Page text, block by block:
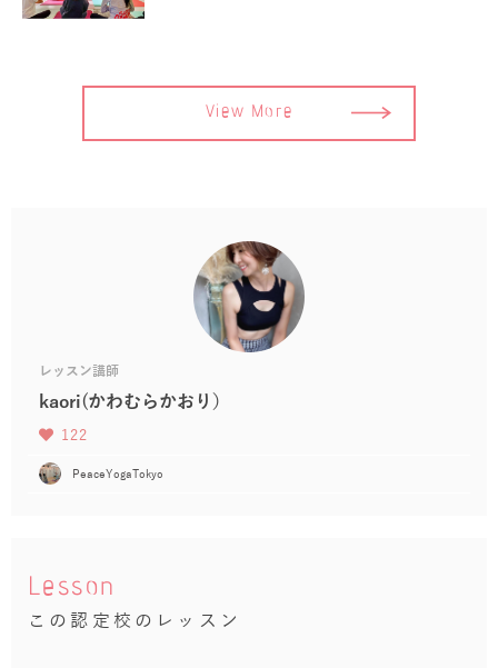
View More
レッスン講師
kaori(かわむらかおり）
122
PeaceYogaTokyo
Lesson
この認定校のレッスン